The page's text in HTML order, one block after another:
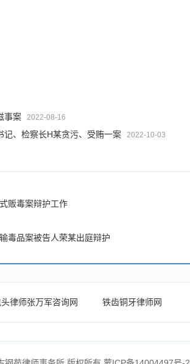
事案 2022-08-16
、检察长H某贪污、受贿一案 2022-10-03
贩毒案辩护工作
毒品案被告人荣某出庭辩护
律师张万军咨询网 铁齿铜牙律师网